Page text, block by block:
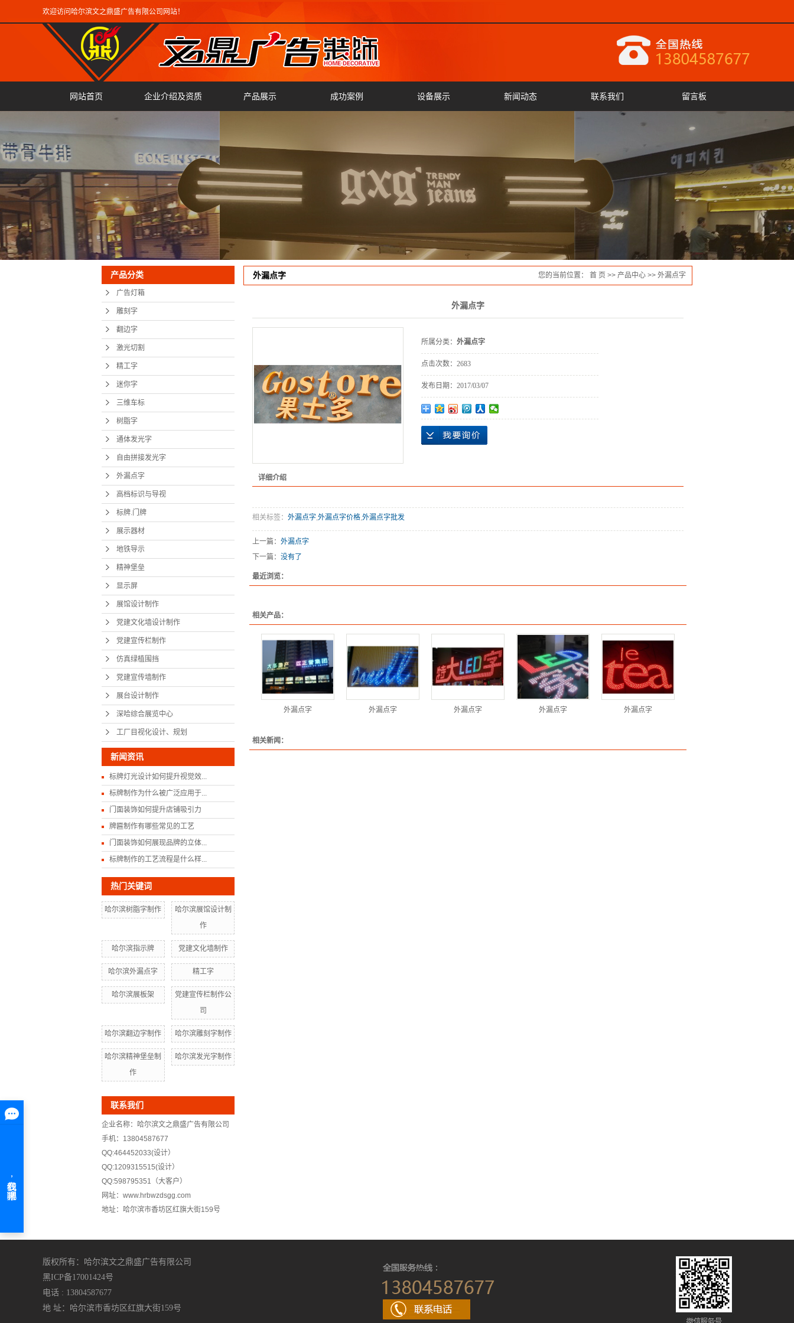
欢迎访问哈尔滨文之鼎盛广告有限公司网站！
网站首页 企业介绍及资质 产品展示
翻边字
激光切割
树脂字
高档标识与导视
标牌.门牌
展示器材
显示屏
仿真绿植围挡
党建宣传墙制作
展台设计制作
深哈综合展览中心
工厂目视化设计、规划
成功案例 设备展示 新闻动态 联系我们 留言板
产品分类
广告灯箱
雕刻字
翻边字
激光切割
精工字
迷你字
三维车标
树脂字
通体发光字
自由拼接发光字
外漏点字
高档标识与导视
标牌.门牌
展示器材
地铁导示
精神堡垒
显示屏
展馆设计制作
党建文化墙设计制作
党建宣传栏制作
仿真绿植围挡
党建宣传墙制作
展台设计制作
深哈综合展览中心
工厂目视化设计、规划
新闻资讯
标牌灯光设计如何提升视觉效...
标牌制作为什么被广泛应用于...
门面装饰如何提升店铺吸引力
牌匾制作有哪些常见的工艺
门面装饰如何展现品牌的立体...
标牌制作的工艺流程是什么样...
热门关键词
哈尔滨树脂字制作
哈尔滨展馆设计制
作
哈尔滨指示牌 党建文化墙制作
哈尔滨外漏点字 精工字
哈尔滨展板架
党建宣传栏制作公
司
哈尔滨翻边字制作 哈尔滨雕刻字制作
哈尔滨精神堡垒制
作
哈尔滨发光字制作
联系我们
企业名称：哈尔滨文之鼎盛广告有限公司
手机：13804587677
QQ:464452033(设计）
QQ:1209315515(设计）
QQ:598795351（大客户）
网址：www.hrbwzdsgg.com
地址：哈尔滨市香坊区红旗大街159号
外漏点字 您的当前位置： 首 页 >> 产品中心 >> 外漏点字
外漏点字
所属分类： 外漏点字
点击次数： 2683
发布日期： 2017/03/07
详细介绍
相关标签： 外漏点字,外漏点字价格,外漏点字批发
上一篇： 外漏点字
下一篇： 没有了
最近浏览：
相关产品：
外漏点字 外漏点字 外漏点字 外漏点字 外漏点字
相关新闻：
版权所有：哈尔滨文之鼎盛广告有限公司
黑ICP备17001424号
电话 : 13804587677
地 址：哈尔滨市香坊区红旗大街159号